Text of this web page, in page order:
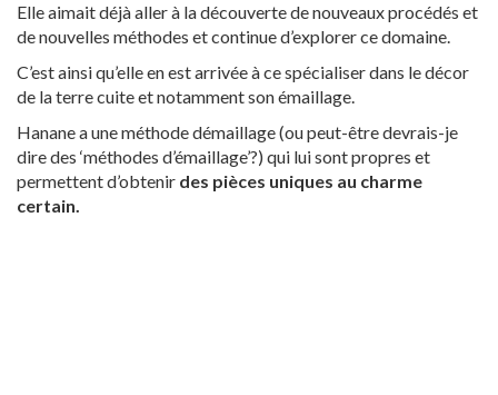
Elle aimait déjà aller à la découverte de nouveaux procédés et
de nouvelles méthodes et continue d’explorer ce domaine.
C’est ainsi qu’elle en est arrivée à ce spécialiser dans le décor
de la terre cuite et notamment son émaillage.
Hanane a une méthode démaillage (ou peut-être devrais-je
dire des ‘méthodes d’émaillage’?) qui lui sont propres et
permettent d’obtenir des pièces uniques au charme
certain.